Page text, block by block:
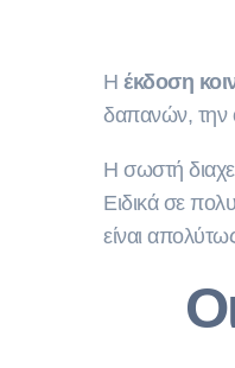
Η έκδοση
δαπανών, την
Η σωστή
Ειδικά σε
είναι